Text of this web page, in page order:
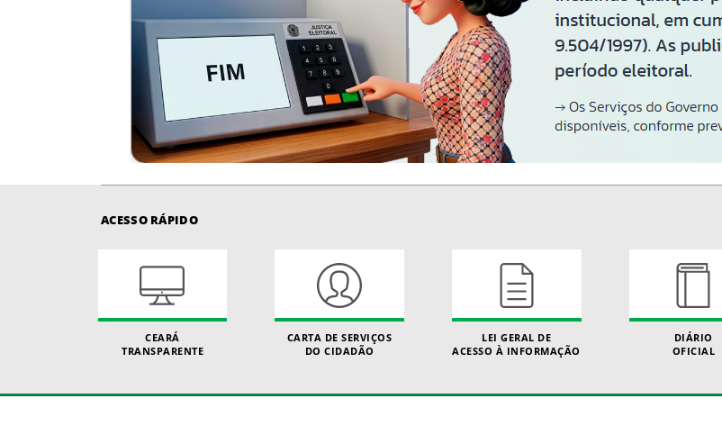
ACESSO RÁPIDO
CEARÁ
TRANSPARENTE
CARTA DE SERVIÇOS
DO CIDADÃO
LEI GERAL DE
ACESSO À INFORMAÇÃO
DIÁRIO
OFICIAL